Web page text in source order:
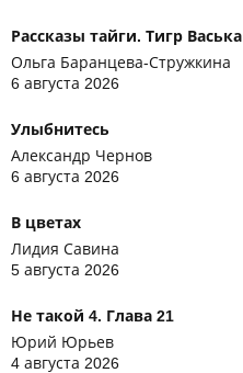
Рассказы тайги. Тигр Васька
Ольга Баранцева-Стружкина
6 августа 2026
Улыбнитесь
Александр Чернов
6 августа 2026
В цветах
Лидия Савина
5 августа 2026
Не такой 4. Глава 21
Юрий Юрьев
4 августа 2026